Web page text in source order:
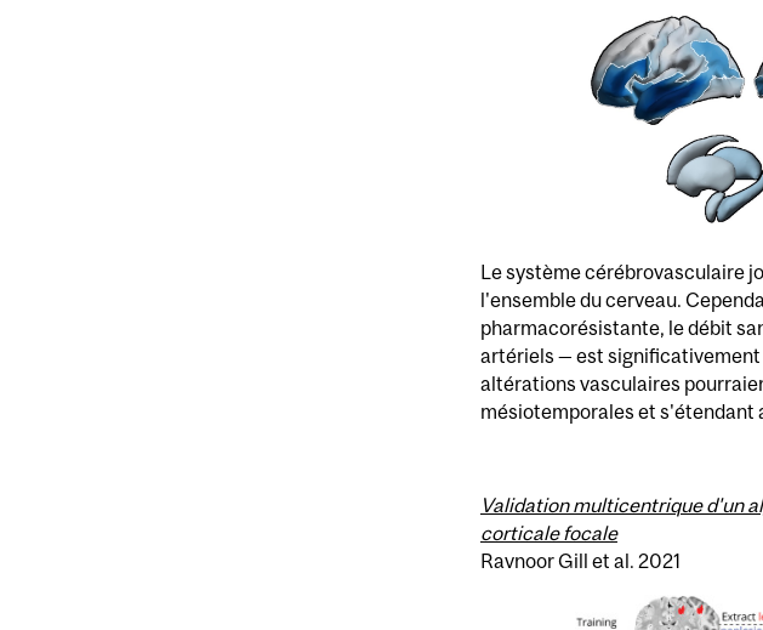
Le système cérébrovasculaire
l'ensemble du cerveau.
pharmacorésistante, le débit
artériels — est
altérations vasculaires
mésiotemporales et s'étendant
Validation multicentrique d'un
corticale focale
Ravnoor Gill et al. 2021